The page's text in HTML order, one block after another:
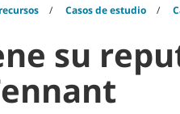
Casos de estudio
su